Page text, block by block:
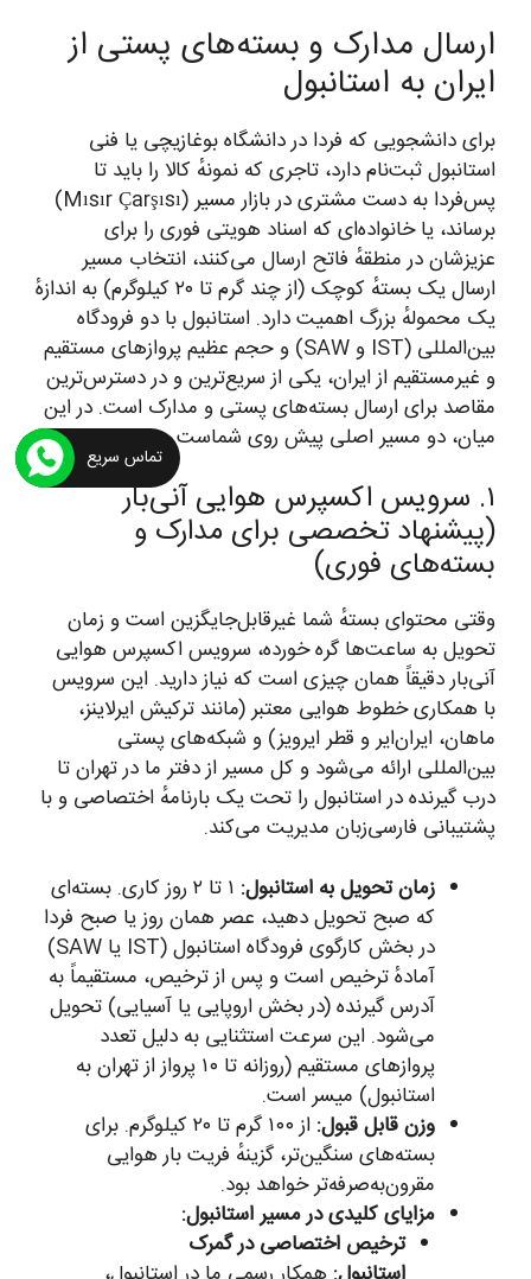
ارسال مدارک و بسته‌های پستی از
ایران به استانبول
برای دانشجویی که فردا در دانشگاه بوغازیچی یا فنی
استانبول ثبت‌نام دارد، تاجری که نمونهٔ کالا را باید تا
پس‌فردا به دست مشتری در بازار مسیر (Mısır Çarşısı)
برساند، یا خانواده‌ای که اسناد هویتی فوری را برای
عزیزشان در منطقهٔ فاتح ارسال می‌کنند، انتخاب مسیر
ارسال یک بستهٔ کوچک (از چند گرم تا ۲۰ کیلوگرم) به اندازهٔ
یک محمولهٔ بزرگ اهمیت دارد. استانبول با دو فرودگاه
بین‌المللی (IST و SAW) و حجم عظیم پروازهای مستقیم
و غیرمستقیم از ایران، یکی از سریع‌ترین و در دسترس‌ترین
مقاصد برای ارسال بسته‌های پستی و مدارک است. در این
میان، دو مسیر اصلی پیش روی شماست.
۱. سرویس اکسپرس هوایی آنی‌بار
(پیشنهاد تخصصی برای مدارک و
بسته‌های فوری)
وقتی محتوای بستهٔ شما غیرقابل‌جایگزین است و زمان
تحویل به ساعت‌ها گره خورده، سرویس اکسپرس هوایی
آنی‌بار دقیقاً همان چیزی است که نیاز دارید. این سرویس
با همکاری خطوط هوایی معتبر (مانند ترکیش ایرلاینز،
ماهان، ایران‌ایر و قطر ایرویز) و شبکه‌های پستی
بین‌المللی ارائه می‌شود و کل مسیر از دفتر ما در تهران تا
درب گیرنده در استانبول را تحت یک بارنامهٔ اختصاصی و با
پشتیبانی فارسی‌زبان مدیریت می‌کند.
زمان تحویل به استانبول:
۱ تا ۲ روز کاری. بسته‌ای
که صبح تحویل دهید، عصر همان روز یا صبح فردا
در بخش کارگوی فرودگاه استانبول (IST یا SAW)
آمادهٔ ترخیص است و پس از ترخیص، مستقیماً به
آدرس گیرنده (در بخش اروپایی یا آسیایی) تحویل
می‌شود. این سرعت استثنایی به دلیل تعدد
پروازهای مستقیم (روزانه تا ۱۰ پرواز از تهران به
استانبول) میسر است.
وزن قابل قبول:
از ۱۰۰ گرم تا ۲۰ کیلوگرم. برای
بسته‌های سنگین‌تر، گزینهٔ فریت بار هوایی
مقرون‌به‌صرفه‌تر خواهد بود.
مزایای کلیدی در مسیر استانبول:
ترخیص اختصاصی در گمرک
تماس سریع